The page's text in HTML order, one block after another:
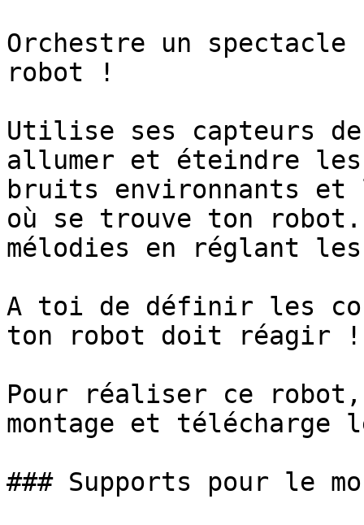
Orchestre un
robot !
Utilise ses capteurs
allumer et éteindre
bruits environnants
où se trouve ton robot.
mélodies en réglant
A toi de définir les
ton robot doit réagir !
Pour réaliser ce
montage et télécharge
### Supports pour le